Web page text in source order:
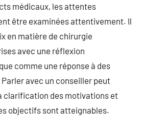
médicaux, les attentes
être examinées attentivement. Il
en matière de chirurgie
avec une réflexion
comme une réponse à des
avec un conseiller peut
clarification des motivations et
objectifs sont atteignables.